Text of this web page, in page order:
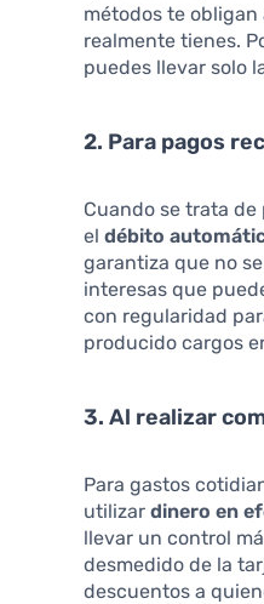
métodos te obligan
realmente tienes.
puedes llevar solo
2. Para pagos
Cuando se trata
eldébito
garantiza que no
interesas que
con regularidad
producido cargos
3. Al realizar
Para gastos
utilizardinero en
llevar un control
desmedido de la
descuentos a